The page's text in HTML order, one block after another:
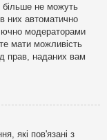
більше не можуть
них автоматично
модераторами
мати можливість
прав, наданих вам
які пов'язані з